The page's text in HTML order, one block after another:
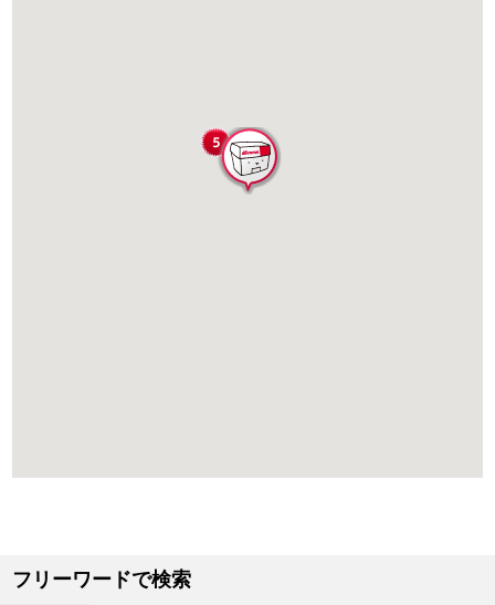
フリーワードで検索